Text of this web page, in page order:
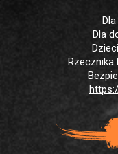
Dla
Rzecznika